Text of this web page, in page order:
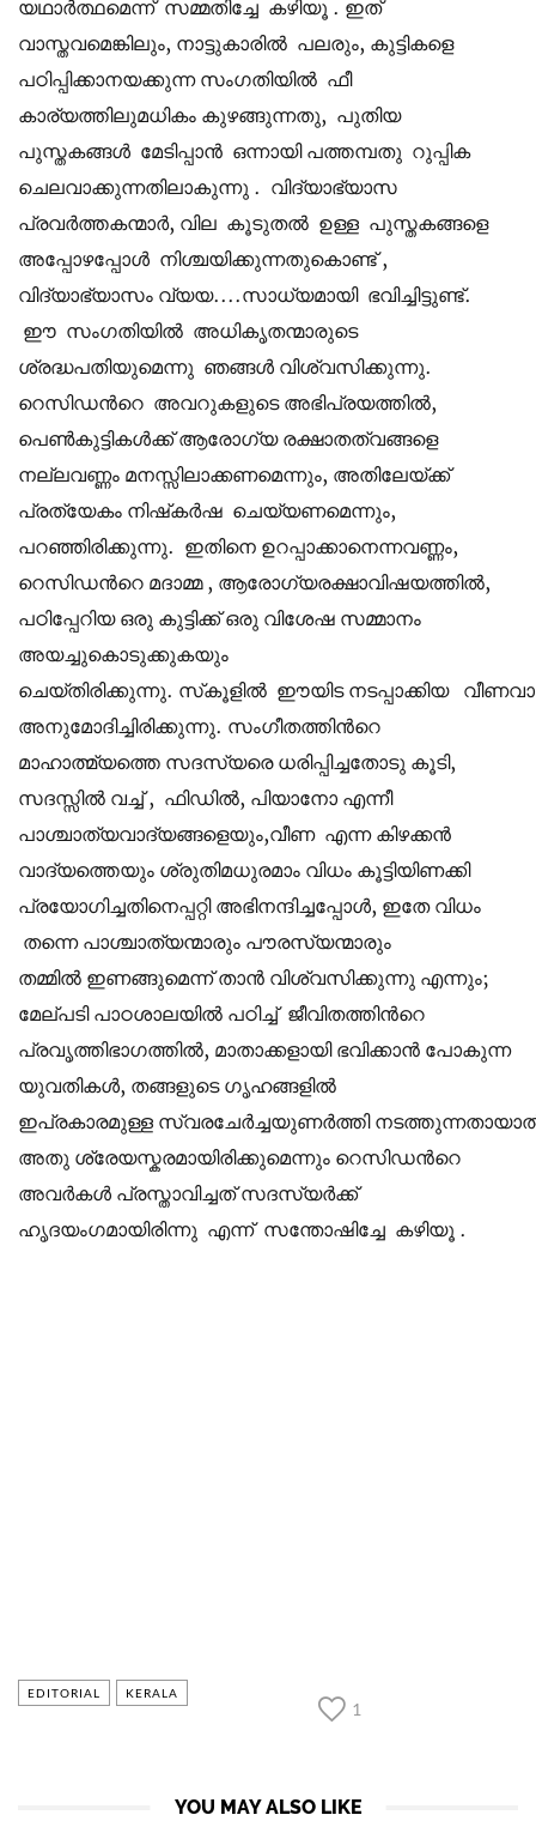
യഥാർത്ഥമെന്ന് സമ്മതിച്ചേ കഴിയൂ . ഇത്
വാസ്തവമെങ്കിലും, നാട്ടുകാരിൽ പലരും, കുട്ടികളെ
പഠിപ്പിക്കാനയക്കുന്ന സംഗതിയിൽ ഫീ
കാര്യത്തിലുമധികം കുഴങ്ങുന്നതു, പുതിയ
പുസ്തകങ്ങൾ മേടിപ്പാൻ ഒന്നായി പത്തമ്പതു റുപ്പിക
ചെലവാക്കുന്നതിലാകുന്നു . വിദ്യാഭ്യാസ
പ്രവർത്തകന്മാർ, വില കൂടുതൽ ഉള്ള പുസ്തകങ്ങളെ
അപ്പോഴപ്പോൾ നിശ്ചയിക്കുന്നതുകൊണ്ട് ,
വിദ്യാഭ്യാസം വ്യയ....സാധ്യമായി ഭവിച്ചിട്ടുണ്ട്.
ഈ സംഗതിയിൽ അധികൃതന്മാരുടെ
ശ്രദ്ധപതിയുമെന്നു ഞങ്ങൾ വിശ്വസിക്കുന്നു.
റെസിഡന്‍റെ അവറുകളുടെ അഭിപ്രയത്തിൽ,
പെൺകുട്ടികൾക്ക് ആരോഗ്യ രക്ഷാതത്വങ്ങളെ
നല്ലവണ്ണം മനസ്സിലാക്കണമെന്നും, അതിലേയ്ക്ക്
പ്രത്യേകം നിഷ്‌കർഷ ചെയ്യണമെന്നും,
പറഞ്ഞിരിക്കുന്നു. ഇതിനെ ഉറപ്പാക്കാനെന്നവണ്ണം,
റെസിഡന്‍റെ മദാമ്മ , ആരോഗ്യരക്ഷാവിഷയത്തിൽ,
പഠിപ്പേറിയ ഒരു കുട്ടിക്ക് ഒരു വിശേഷ സമ്മാനം
അയച്ചുകൊടുക്കുകയും
ചെയ്തിരിക്കുന്നു. സ്‌കൂളിൽ ഈയിട നടപ്പാക്കിയ
അനുമോദിച്ചിരിക്കുന്നു. സംഗീതത്തിന്‍റെ
മാഹാത്മ്യത്തെ സദസ്യരെ ധരിപ്പിച്ചതോടു കൂടി,
സദസ്സിൽ വച്ച് , ഫിഡിൽ, പിയാനോ എന്നീ
പാശ്ചാത്യവാദ്യങ്ങളെയും,വീണ എന്ന കിഴക്കൻ
വാദ്യത്തെയും ശ്രുതിമധുരമാം വിധം കൂട്ടിയിണക്കി
പ്രയോഗിച്ചതിനെപ്പറ്റി അഭിനന്ദിച്ചപ്പോൾ, ഇതേ വിധം
തന്നെ പാശ്ചാത്യന്മാരും പൗരസ്യന്മാരും
തമ്മിൽ ഇണങ്ങുമെന്ന് താൻ വിശ്വസിക്കുന്നു എന്നും;
മേല്പടി പാഠശാലയിൽ പഠിച്ച്‌ ജീവിതത്തിന്‍റെ
പ്രവൃത്തിഭാഗത്തിൽ, മാതാക്കളായി ഭവിക്കാൻ പോകുന്ന
യുവതികൾ, തങ്ങളുടെ ഗൃഹങ്ങളിൽ
ഇപ്രകാരമുള്ള സ്വരചേർച്ചയുണർത്തി
അതു ശ്രേയസ്കരമായിരിക്കുമെന്നും റെസിഡന്‍റെ
അവർകൾ പ്രസ്താവിച്ചത് സദസ്യർക്ക്
ഹൃദയംഗമായിരിന്നു എന്ന് സന്തോഷിച്ചേ കഴിയൂ .
EDITORIAL KERALA
1
YOU MAY ALSO LIKE